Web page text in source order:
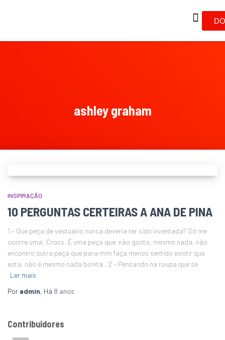
ashley graham
INSPIRAÇÃO
10 PERGUNTAS CERTEIRAS A ANA DE PINA
1 – Que peça de vestuário nunca deveria ter sido inventada? Só me
ocorre uma: Crocs. É uma peça que não gosto, mesmo nada, não
encontro outra peça que para mim faça menos sentido existir que
esta, não é mesmo nada bonita . 2 – Pensando na roupa que se
Ler mais
Por admin, Há 8 anos
Contribuidores